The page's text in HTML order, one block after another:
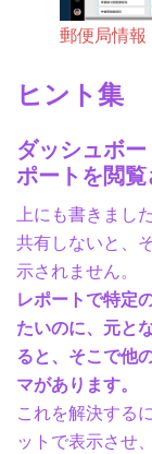
郵便局情
ヒント集
ダッシュボ
ポートを閲
上にも書きまし
共有しないと、
示されません。
レポートで特定
たいのに、元と
ると、そこで他
マがあります。
これを解決する
ットで表示させ